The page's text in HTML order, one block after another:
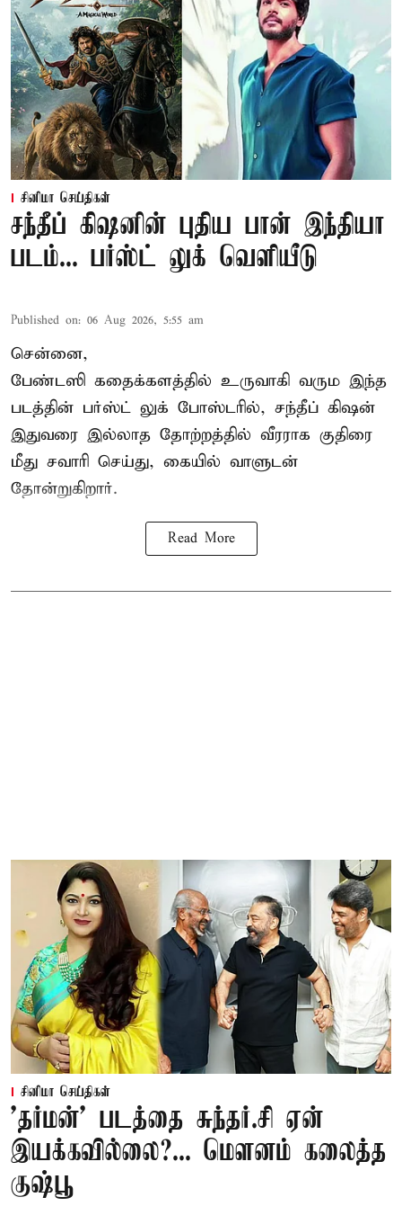
சினிமா செய்திகள்
சந்தீப் கிஷனின் புதிய பான் இந்தியா
படம்... பர்ஸ்ட் லுக் வெளியீடு
Published on: 06 Aug 2026, 5:55 am
சென்னை,
பேண்டஸி கதைக்களத்தில் உருவாகி வரும இந்த
படத்தின் பர்ஸ்ட் லுக் போஸ்டரில், சந்தீப் கிஷன்
இதுவரை இல்லாத தோற்றத்தில் வீரராக குதிரை
மீது சவாரி செய்து, கையில் வாளுடன்
தோன்றுகிறார்.
Read More
சினிமா செய்திகள்
'தர்மன்' படத்தை சுந்தர்.சி ஏன்
இயக்கவில்லை?... மௌனம் கலைத்த
குஷ்பூ